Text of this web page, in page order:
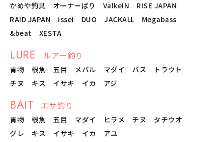
かめや釣具 オーナーばり ValkeIN
RISE JAPAN
RAID JAPAN
issei DUO JACKALL
Megabass
&beat
XESTA
LURE ルアー釣り
青物 根魚 五目 メバル マダイ バス
トラウト
チヌ
キス イサキ イカ アジ
BAIT エサ釣り
青物 根魚 五目 マダイ ヒラメ チヌ
タチウオ
グレ
キス イサキ イカ アユ